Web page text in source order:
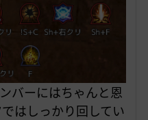
バーにはちゃんと恩
はしっかり回してい